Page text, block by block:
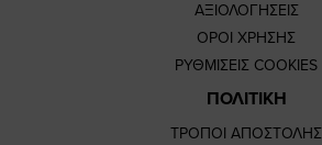
ΑΞΙΟΛΟΓΗΣΕΙΣ
ΟΡΟΙ ΧΡΗΣΗΣ
ΡΥΘΜΙΣΕΙΣ COOKIES
ΠΟΛΙΤΙΚΗ
ΤΡΟΠΟΙ ΑΠΟΣΤΟΛΗΣ